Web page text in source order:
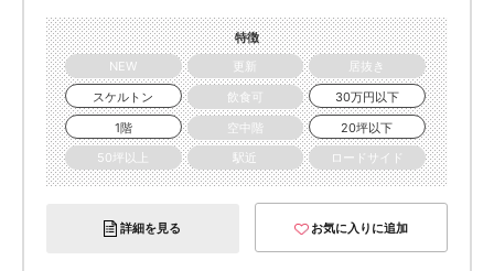
特徴
NEW
更新
居抜き
スケルトン
飲食可
30万円以下
1階
空中階
20坪以下
50坪以上
駅近 ロードサイド
詳細を見る お気に入りに追加